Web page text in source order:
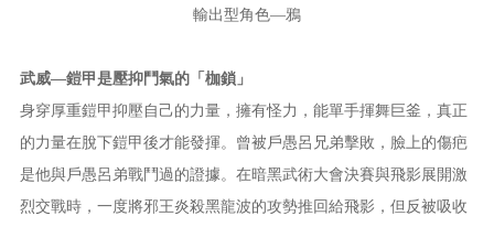
輸出型角色—鴉
武威—鎧甲是壓抑鬥氣的「枷鎖」
身穿厚重鎧甲抑壓自己的力量，擁有怪力，能單手揮舞巨釜，真正
的力量在脫下鎧甲後才能發揮。曾被戶愚呂兄弟擊敗，臉上的傷疤
是他與戶愚呂弟戰鬥過的證據。在暗黑武術大會決賽與飛影展開激
烈交戰時，一度將邪王炎殺黑龍波的攻勢推回給飛影，但反被吸收